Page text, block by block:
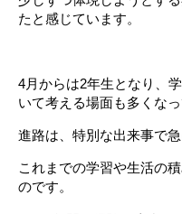
たと感じています。
4月からは2年生となり、
いて考える場面も多くなっ
進路は、特別な出来事で
これまでの学習や生活の
のです。